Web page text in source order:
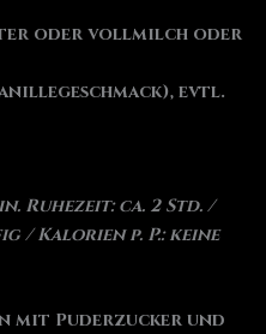
oder vollmilch oder
evtl.
Ruhezeit: ca. 2 Std. /
/ Kalorien p. P.: keine
mit Puderzucker und